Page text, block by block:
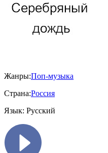
Жанры:Поп-музыка
Страна:Россия
Язык: Русский